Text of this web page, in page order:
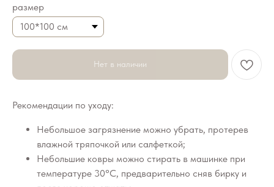
размер
Нет в наличии
Рекомендации по уходу:
Небольшое загрязнение можно убрать, протерев
влажной тряпочкой или салфеткой;
Небольшие ковры можно стирать в машинке при
температуре 30°C, предварительно сняв бирку и